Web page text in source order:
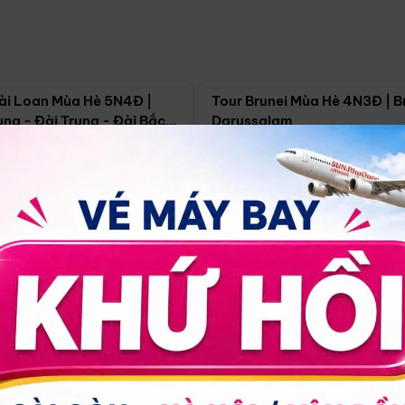
Loan Mùa Hè 5N4Đ |
- Đài Trung - Đài Bắc
18/09
Tour Brunei Mùa Hè 4N3Đ |
Darussalam
Hồ Chí Minh 4N3Đ
30/08 17/09 24/09
14.499.000đ Xem chi